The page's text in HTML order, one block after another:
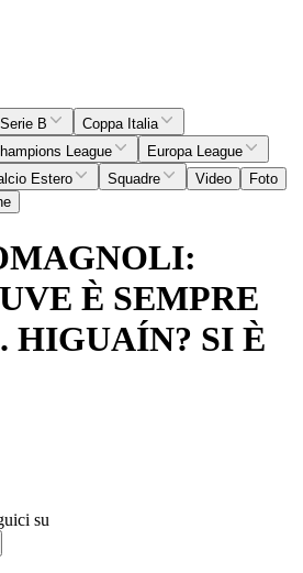
Serie B
Coppa Italia
League
Europa League
Estero Squadre Video
Foto
È SEMPRE
HIGUAÍN? SI È
su